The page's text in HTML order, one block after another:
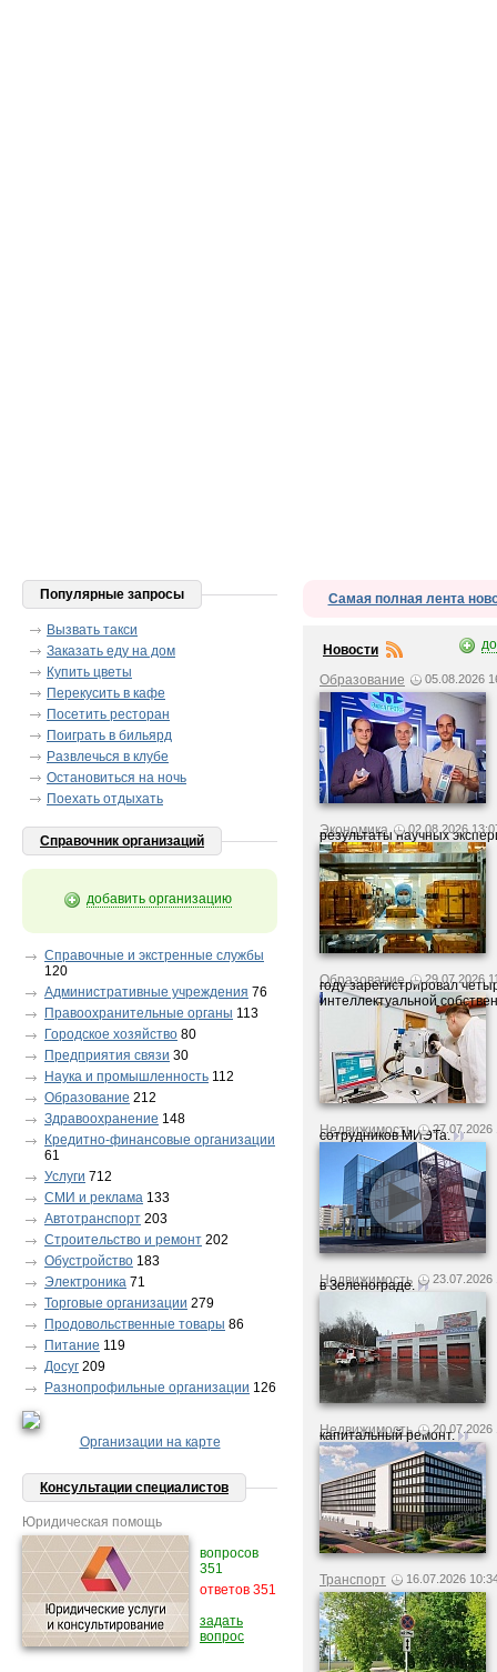
Популярные запросы
Вызвать такси
Заказать еду на дом
Купить цветы
Перекусить в кафе
Посетить ресторан
Поиграть в бильярд
Развлечься в клубе
Остановиться на ночь
Поехать отдыхать
Справочник организаций
добавить организацию
Справочные и экстренные службы
120
Администрaтивные учреждения 76
Правоохранительные органы 113
Городское хозяйство 80
Предприятия связи 30
Наука и промышленность 112
Образование 212
Здравоохранение 148
Кредитно-финансовые организации
61
Услуги 712
СМИ и реклама 133
Автотранспорт 203
Строительство и ремонт 202
Обустройство 183
Электроника 71
Торговые организации 279
Продовольственные товары 86
Питание 119
Досуг 209
Разнопрофильные организации 126
Организации на карте
Консультации специалистов
Юридическая помощь
вопросов
351
ответов 351
задать
вопрос
Самая полная лента
Новости
Образование 05.08.2026
результаты научных
Экономика 02.08.2026
году зарегистрировал
интеллектуальной
Образование 29.07.2026
сотрудников МИЭТа.
Недвижимость 27.07.2026
в Зеленограде.
Недвижимость 23.07.2026
капитальный ремонт.
Недвижимость 20.07.2026
Транспорт 16.07.2026